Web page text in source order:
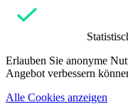
Erlauben Sie anonyme
Angebot verbessern
Alle Cookies anzeigen